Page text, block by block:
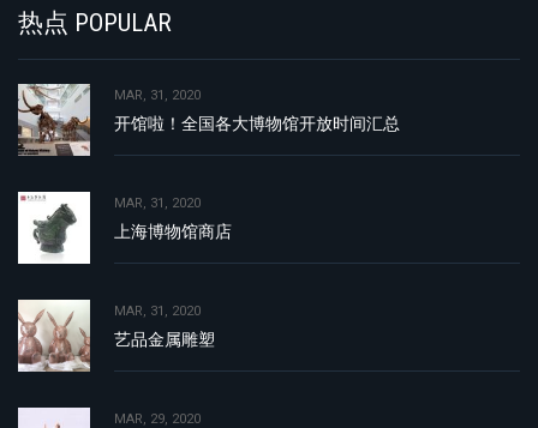
热点 POPULAR
MAR, 31, 2020
开馆啦！全国各大博物馆开放时间汇总
MAR, 31, 2020
上海博物馆商店
MAR, 31, 2020
艺品金属雕塑
MAR, 29, 2020